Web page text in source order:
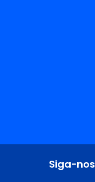
Siga-nos